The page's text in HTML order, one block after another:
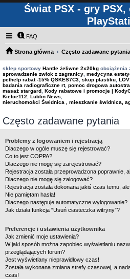
Świat PSX - gry
FAQ
Strona główna Często zadawane pytania
sklep sportowy Hantle żeliwne 2x20kg obciążenia
sprowadzenie zwłok z zagranicy medycyna
pethelp rabat -15% QSKES7C3 skup plastiku
badania radiograficzne rt, pomoc drogowa
masaż stargard Kody rabatowe i promocje |
Kielce112
Lublin News
nieruchomości Świdnica , mieszkanie świdnica,
Często zadawane pytania
Problemy z logowaniem i rejestracją
Dlaczego w ogóle muszę się rejestrować?
Co to jest COPPA?
Dlaczego nie mogę się zarejestrować?
Rejestracja została przeprowadzona poprawnie,
Dlaczego nie mogę się zalogować?
Rejestracja została dokonana jakiś czas temu,
Nie pamiętam hasła!
Dlaczego następuje automatyczne wylogowanie?
Jak działa funkcja “Usuń ciasteczka witryny”?
Preferencje i ustawienia użytkownika
Jak zmienić moje ustawienia?
W jaki sposób można zapobiec wyświetlaniu
przeglądających forum?
Jest wyświetlany nieprawidłowy czas!
Została wykonana zmiana strefy czasowej, a
czas!